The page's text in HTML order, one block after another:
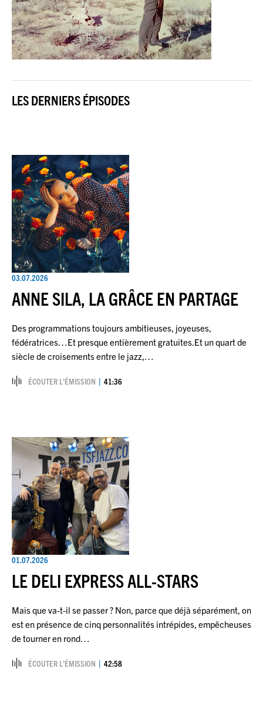
LES DERNIERS ÉPISODES
03.07.2026
ANNE SILA, LA GRÂCE EN PARTAGE
Des programmations toujours ambitieuses, joyeuses,
fédératrices…Et presque entièrement gratuites.Et un quart de
siècle de croisements entre le jazz,…
ÉCOUTER L’ÉMISSION 41:36
01.07.2026
LE DELI EXPRESS ALL-STARS
Mais que va-t-il se passer ? Non, parce que déjà séparément, on
est en présence de cinq personnalités intrépides, empêcheuses
de tourner en rond…
ÉCOUTER L’ÉMISSION 42:58